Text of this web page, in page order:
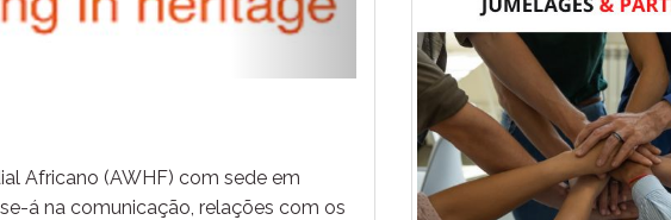
Africano (AWHF) com sede em
á na comunicação, relações com os